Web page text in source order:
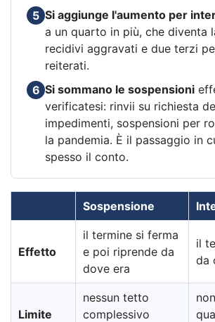
5 Si aggiunge l'aumento per
a un quarto in più, che diventa
recidivi aggravati e due terzi
reiterati.
6 Si sommano le sospensioni
verificatesi: rinvii su richiesta
impedimenti, sospensioni per
la pandemia. È il passaggio in
spesso il conto.
Sospensione
Effetto
il termine si ferma
e poi riprende da
dove era
il
da
Limite
nessun tetto
complessivo